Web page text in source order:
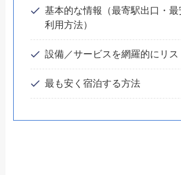
基本的な情報（最寄駅出口・最
利用方法）
設備／サービスを網羅的にリス
最も安く宿泊する方法